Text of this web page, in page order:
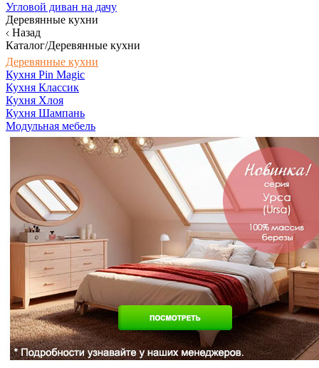
Угловой диван на дачу
Деревянные кухни
Назад
Каталог/Деревянные кухни
Деревянные кухни
Кухня Pin Magic
Кухня Классик
Кухня Хлоя
Кухня Шампань
Модульная мебель